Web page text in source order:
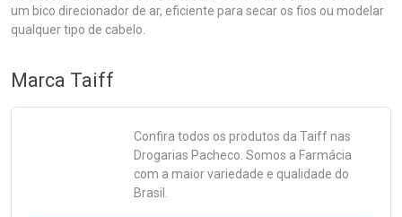
um bico direcionador de ar, eficiente para secar os fios ou modelar
qualquer tipo de cabelo.
Marca Taiff
Confira todos os produtos da Taiffnas
Drogarias Pacheco. Somos a Farmácia
com a maior variedade e qualidade do
Brasil.